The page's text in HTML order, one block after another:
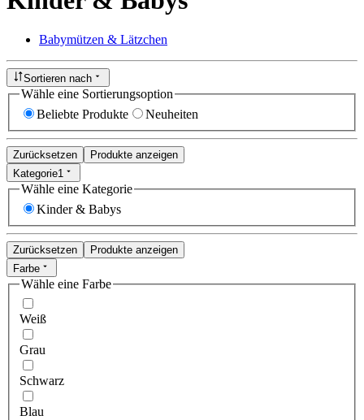
Babymützen & Lätzchen
Sortieren nach
Wähle eine Sortierungsoption
Beliebte Produkte
Neuheiten
Zurücksetzen
Produkte anzeigen
Kategorie1
Wähle eine Kategorie
Kinder & Babys
Zurücksetzen
Produkte anzeigen
Farbe
Wähle eine Farbe
Weiß
Grau
Schwarz
Blau